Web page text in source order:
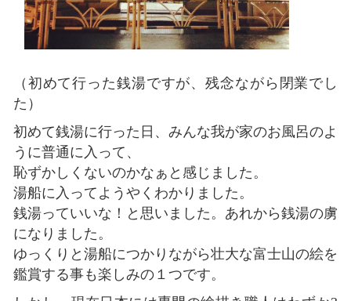
（初めて行った銭湯ですが、残念ながら閉業でし
た）
初めて銭湯に行った日、みんな我が家のお風呂のよ
うに普通に入って、
恥ずかしくないのかなぁと感じました。
湯船に入ってようやくわかりました。
銭湯っていいな！と思いました。あれから銭湯の虜
になりました。
ゆっくりと湯船につかりながら壮大な富士山の絵を
鑑賞する事も楽しみの１つです。